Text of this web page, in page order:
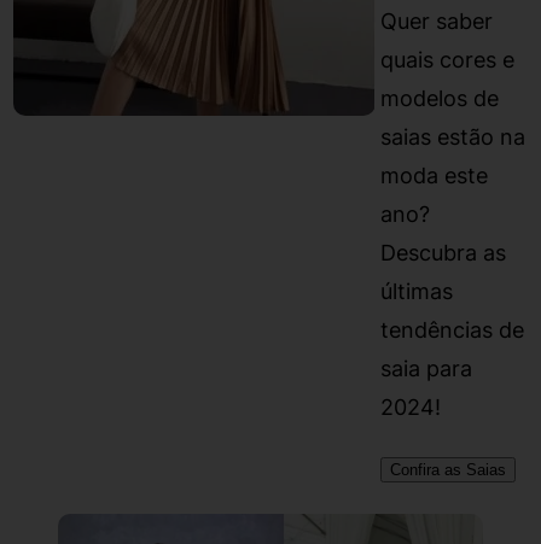
Quer saber
quais cores e
modelos de
saias estão na
moda este
ano?
Descubra as
últimas
tendências de
saia para
2024!
Confira as Saias